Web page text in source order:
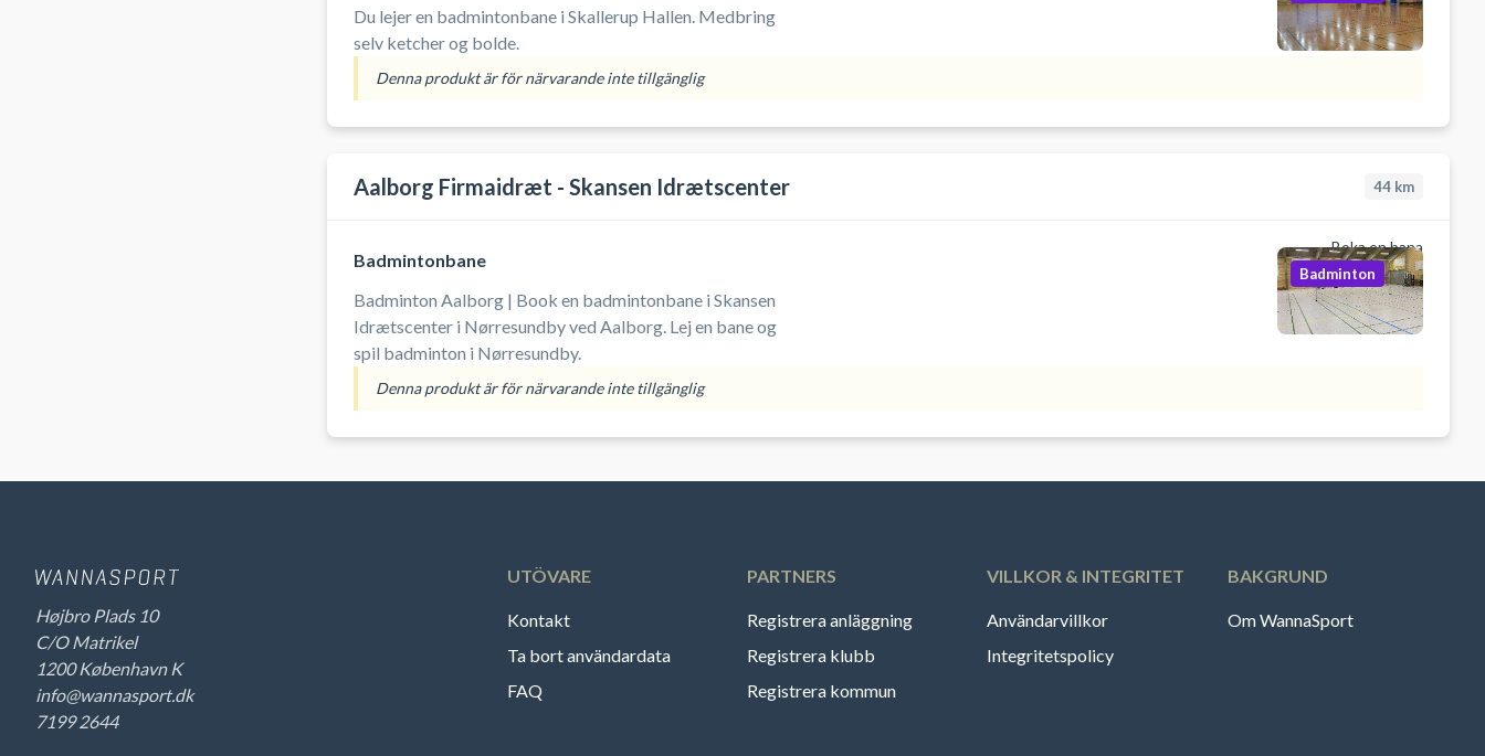
Du lejer en badmintonbane i Skallerup Hallen. Medbring
selv ketcher og bolde.
Denna produkt är för närvarande inte tillgänglig
Aalborg Firmaidræt - Skansen Idrætscenter 44 km
Boka en bana
Badmintonbane
Badminton Aalborg | Book en badmintonbane i Skansen
Idrætscenter i Nørresundby ved Aalborg. Lej en bane og
spil badminton i Nørresundby.
Badminton
Denna produkt är för närvarande inte tillgänglig
Højbro Plads 10
C/O Matrikel
1200 København K
info@wannasport.dk
7199 2644
UTÖVARE
Kontakt
Ta bort användardata
FAQ
PARTNERS
Registrera anläggning
Registrera klubb
Registrera kommun
VILLKOR & INTEGRITET
Användarvillkor
Integritetspolicy
BAKGRUND
Om WannaSport